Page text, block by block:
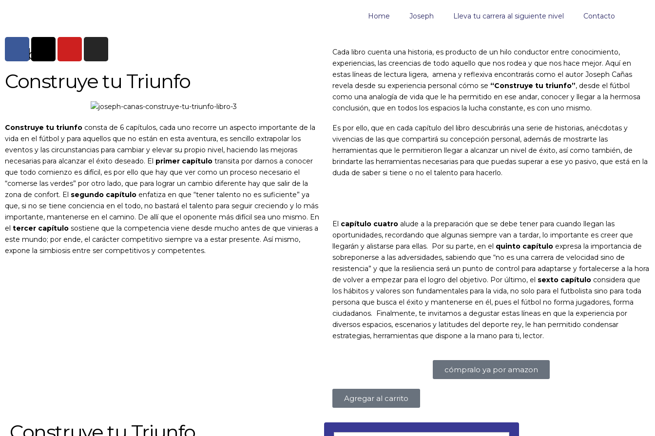
Home Joseph Lleva tu carrera al siguiente nivel Contacto
el libro
Construye tu Triunfo
Construye tu triunfo consta de 6 capítulos, cada uno recorre un aspecto importante de la
vida en el fútbol y para aquellos que no están en esta aventura, es sencillo extrapolar los
eventos y las circunstancias para cambiar y elevar su propio nivel, haciendo las mejoras
necesarias para alcanzar el éxito deseado. El primer capítulo transita por darnos a conocer
que todo comienzo es difícil, es por ello que hay que ver como un proceso necesario el
“comerse las verdes” por otro lado, que para lograr un cambio diferente hay que salir de la
zona de confort. El segundo capítulo enfatiza en que “tener talento no es suficiente” ya
que, si no se tiene conciencia en el todo, no bastará el talento para seguir creciendo y lo más
importante, mantenerse en el camino. De allí que el oponente más difícil sea uno mismo. En
el tercer capítulo sostiene que la competencia viene desde mucho antes de que vinieras a
este mundo; por ende, el carácter competitivo siempre va a estar presente. Así mismo,
expone la simbiosis entre ser competitivos y competentes.
Cada libro cuenta una historia, es producto de un hilo conductor entre conocimiento,
experiencias, las creencias de todo aquello que nos rodea y que nos hace mejor. Aquí en
estas líneas de lectura ligera, amena y reflexiva encontrarás como el autor Joseph Cañas
revela desde su experiencia personal cómo se “Construye tu triunfo”, desde el fútbol
como una analogía de vida que le ha permitido en ese andar, conocer y llegar a la hermosa
conclusión, que en todos los espacios la lucha constante, es con uno mismo.
Es por ello, que en cada capítulo del libro descubrirás una serie de historias, anécdotas y
vivencias de las que compartirá su concepción personal, además de mostrarte las
herramientas que le permitieron llegar a alcanzar un nivel de éxito, así como también, de
brindarte las herramientas necesarias para que puedas superar a ese yo pasivo, que está en la
duda de saber si tiene o no el talento para hacerlo.
El capítulo cuatro alude a la preparación que se debe tener para cuando llegan las
oportunidades, recordando que algunas siempre van a tardar, lo importante es creer que
llegarán y alistarse para ellas. Por su parte, en el quinto capítulo expresa la importancia de
sobreponerse a las adversidades, sabiendo que “no es una carrera de velocidad sino de
resistencia” y que la resiliencia será un punto de control para adaptarse y fortalecerse a la hora
de volver a empezar para el logro del objetivo. Por último, el sexto capítulo considera que
los hábitos y valores son fundamentales para la vida, no solo para el futbolista sino para toda
persona que busca el éxito y mantenerse en él, pues el fútbol no forma jugadores, forma
ciudadanos. Finalmente, te invitamos a degustar estas líneas en que la experiencia por
diversos espacios, escenarios y latitudes del deporte rey, le han permitido condensar
estrategias, herramientas que dispone a la mano para ti, lector.
cómpralo ya por amazon
Agregar al carrito